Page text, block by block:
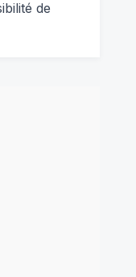
de